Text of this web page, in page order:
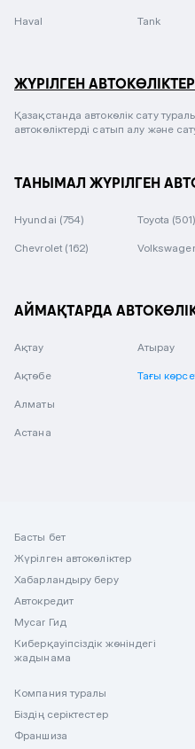
Haval Tank
ЖҮРІЛГЕН АВТОКӨЛІКТЕР
Қазақстанда автокөлік сату
автокөліктерді сатып алу және
ТАНЫМАЛ ЖҮРІЛГЕН
Hyundai (754) Toyota (501)
Chevrolet (162)
АЙМАҚТАРДА
Ақтау
Ақтөбе
Алматы
Астана
Атырау
Тағы
Басты бет
Жүрілген автокөліктер
Хабарландыру беру
Автокредит
Mycar Гид
Киберқауіпсіздік жөніндегі
жадынама
Компания туралы
Біздің серіктестер
Франшиза